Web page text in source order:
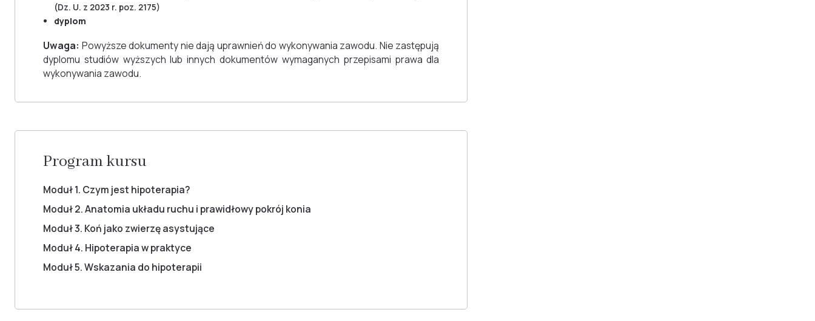
(Dz. U. z 2023 r. poz. 2175)
dyplom
Uwaga: Powyższe dokumenty nie dają uprawnień do wykonywania zawodu. Nie zastępują
dyplomu studiów wyższych lub innych dokumentów wymaganych przepisami prawa dla
wykonywania zawodu.
Program kursu
Moduł 1. Czym jest hipoterapia?
Moduł 2. Anatomia układu ruchu i prawidłowy pokrój konia
Moduł 3. Koń jako zwierzę asystujące
Moduł 4. Hipoterapia w praktyce
Moduł 5. Wskazania do hipoterapii